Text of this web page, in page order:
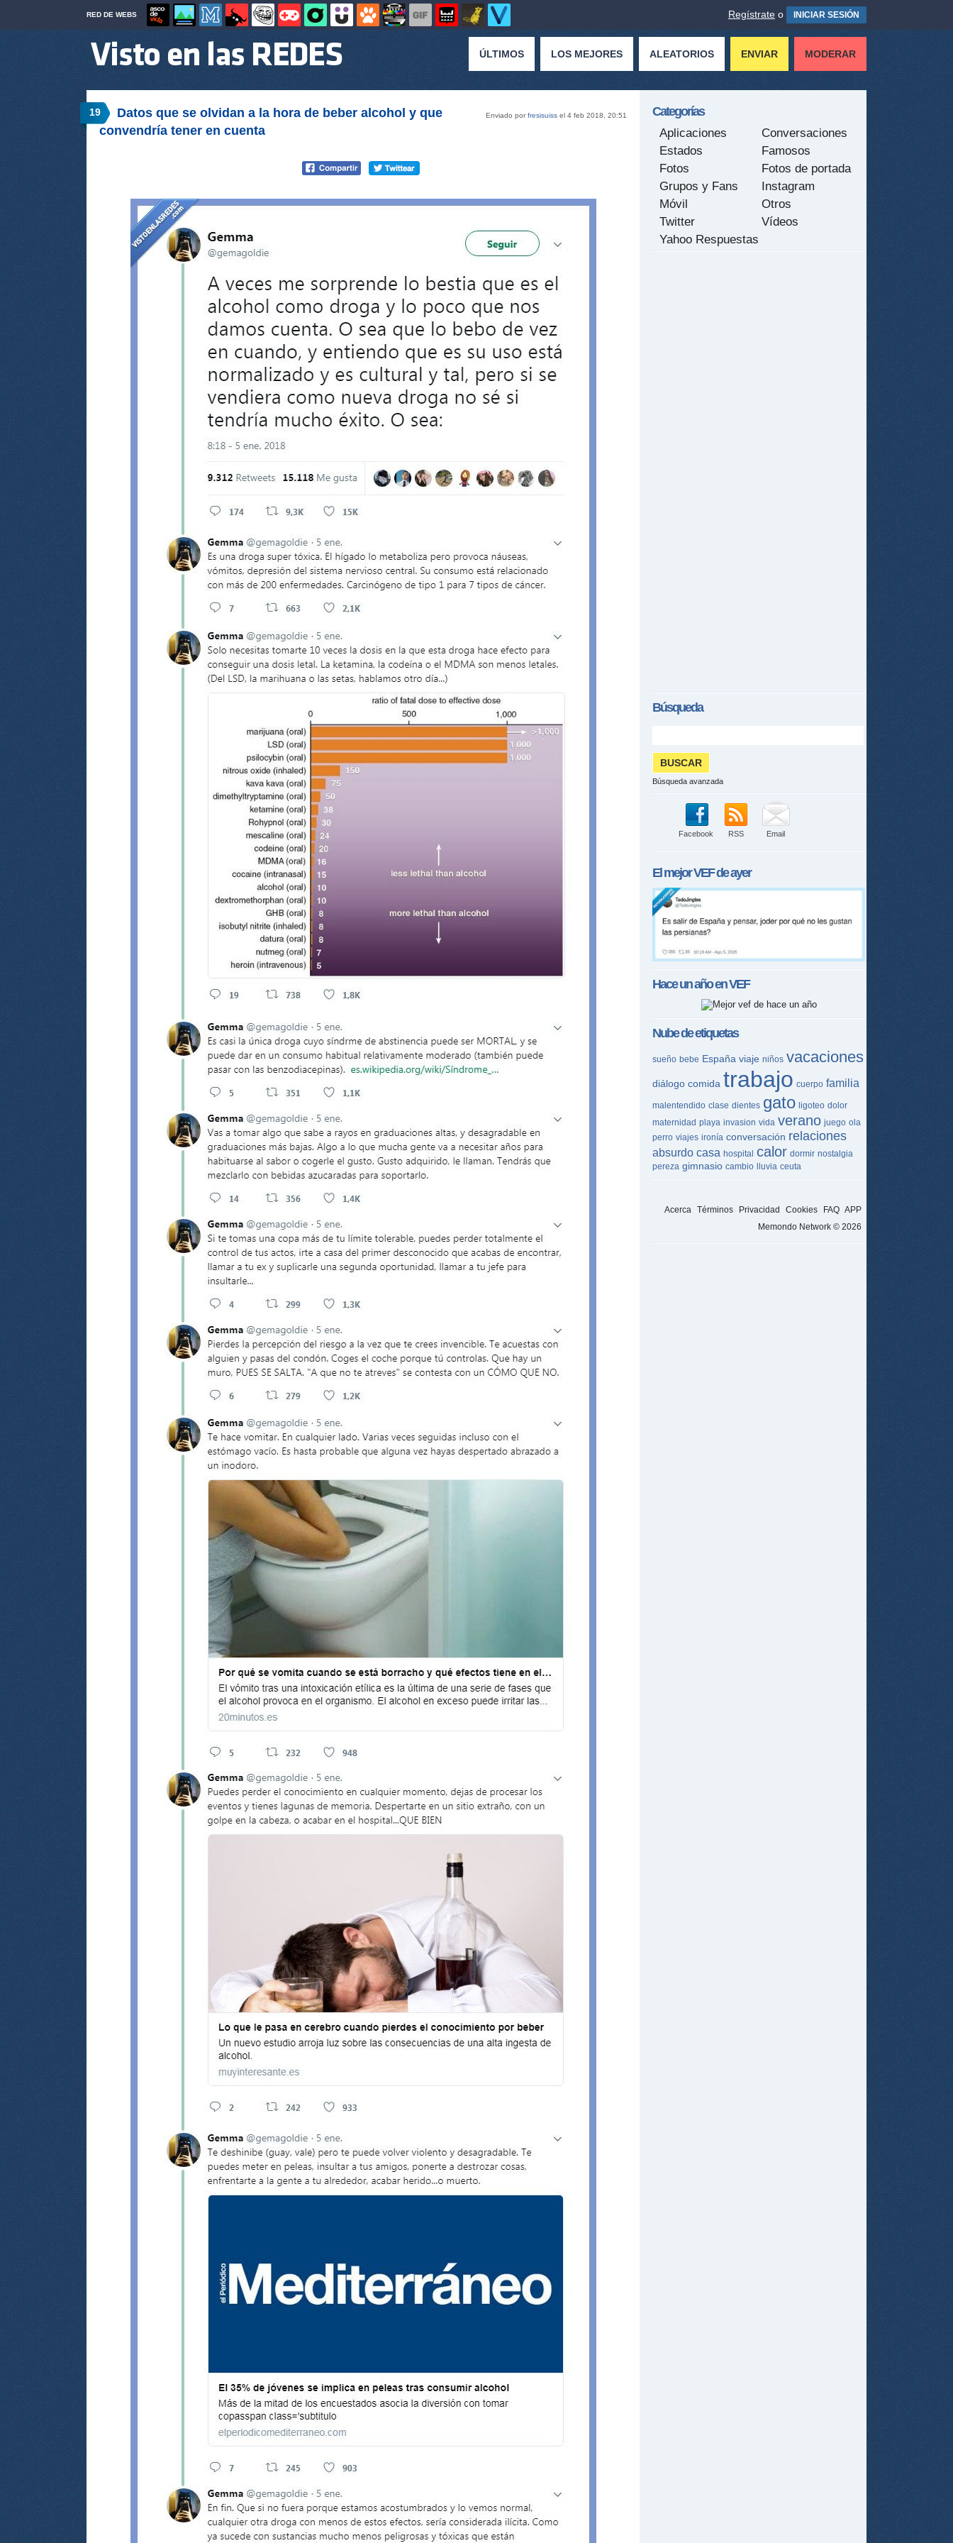
RED DE WEBS Regístrate o INICIAR SESIÓN
ÚLTIMOS LOS MEJORES ALEATORIOS ENVIAR MODERAR
19 Enviado porfresisuiss el 4 feb 2018, 20:51
Datos que se olvidan a la hora de beber alcohol y que
convendría tener en cuenta
Categorías
Aplicaciones
Conversaciones
Estados
Famosos
Fotos
Fotos de portada
Grupos y Fans
Instagram
Móvil
Otros
Twitter
Vídeos
Yahoo Respuestas
Búsqueda
Búsqueda avanzada
Facebook RSS Email
El mejorVEFde ayer
Hace un año enVEF
Nube de etiquetas
sueño bebe España viaje niños vacaciones
diálogo comida trabajo cuerpo familia
malentendido clase dientes gato ligoteo dolor
maternidad playa invasion vida verano juego ola
perro viajes ironía conversación relaciones
absurdo casa hospital calor dormir nostalgia
pereza gimnasio cambio lluvia ceuta
Acerca Términos Privacidad Cookies FAQ APP
Memondo Network © 2026